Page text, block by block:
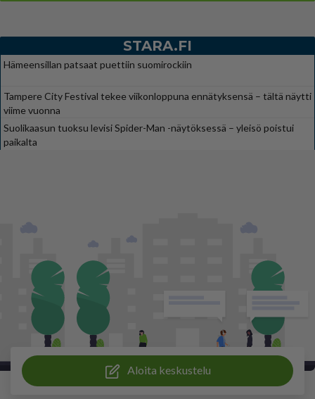
STARA.FI
Hämeensillan patsaat puettiin suomirockiin
Tampere City Festival tekee viikonloppuna ennätyksensä – tältä näytti
viime vuonna
Suolikaasun tuoksu levisi Spider-Man -näytöksessä – yleisö poistui
paikalta
Aloita keskustelu